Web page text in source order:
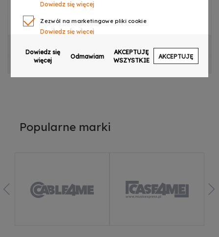
POMPA POWIETRZA DO DJ POWER DJ-700
OPINIE
Popularne marki
Dowiedz się więcej
Zezwól na marketingowe pliki cookie
Dowiedz się więcej
Zezwól na pliki cookie dotyczące preferencji
Dowiedz się więcej
Zezwól na ciasteczka analityczne
Dowiedz się więcej
Dowiedz się
więcej
Odmawiam
AKCEPTUJĘ
WSZYSTKIE
AKCEPTUJĘ